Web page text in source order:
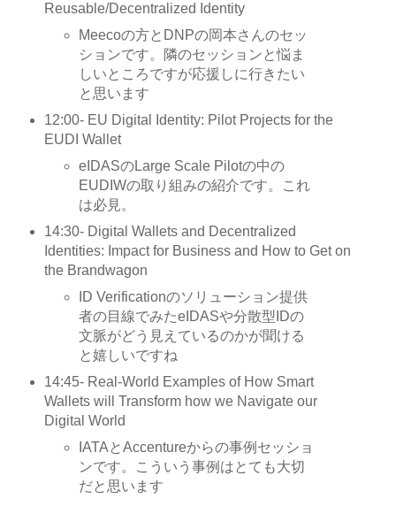
Reusable/Decentralized Identity
Meecoの方とDNPの岡本さんのセッ
ションです。隣のセッションと悩ま
しいところですが応援しに行きたい
と思います
12:00- EU Digital Identity: Pilot Projects for the
EUDI Wallet
eIDASのLarge Scale Pilotの中の
EUDIWの取り組みの紹介です。これ
は必見。
14:30- Digital Wallets and Decentralized
Identities: Impact for Business and How to Get on
the Brandwagon
ID Verificationのソリューション提供
者の目線でみたeIDASや分散型IDの
文脈がどう見えているのかが聞ける
と嬉しいですね
14:45- Real-World Examples of How Smart
Wallets will Transform how we Navigate our
Digital World
IATAとAccentureからの事例セッショ
ンです。こういう事例はとても大切
だと思います